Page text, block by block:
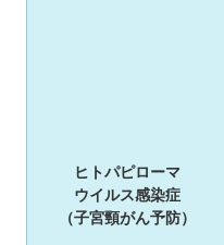
ヒトパピローマ
ウイルス感染症
（子宮頸がん予防）